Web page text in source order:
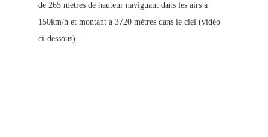
de 265 mètres de hauteur naviguant dans les airs à
150km/h et montant à 3720 mètres dans le ciel (vidéo
ci-dessous).